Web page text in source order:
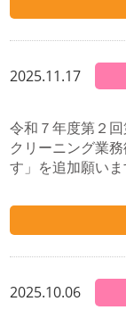
2025.11.17
令和７年度第２
クリーニング業
す」を追加願いま
2025.10.06